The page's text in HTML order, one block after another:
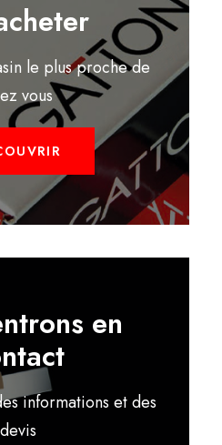
le plus proche de
vous
en
informations et des
devis